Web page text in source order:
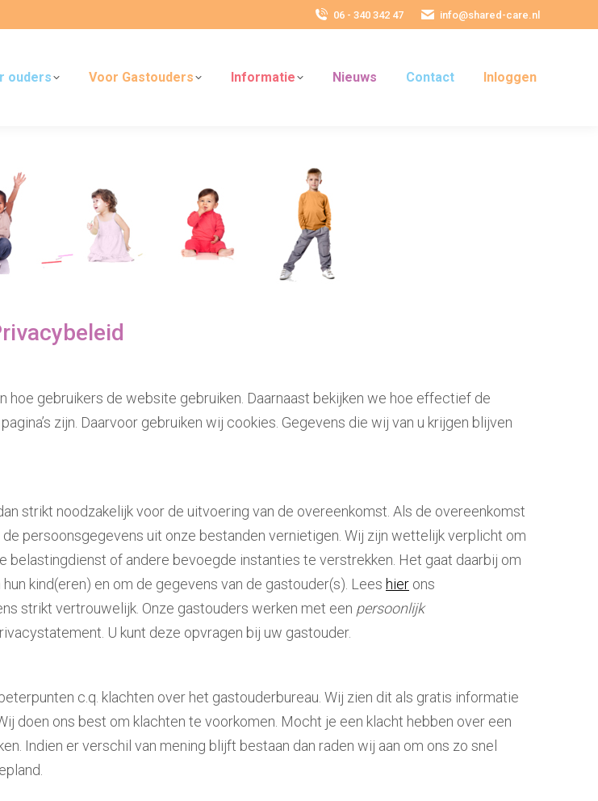
06 - 340 342 47 info@shared-care.nl
ouders Voor Gastouders Informatie Nieuws Contact Inloggen
hoe gebruikers de website gebruiken. Daarnaast bekijken we hoe effectief de
zijn. Daarvoor gebruiken wij cookies. Gegevens die wij van u krijgen blijven
strikt noodzakelijk voor de uitvoering van de overeenkomst. Als de overeenkomst
persoonsgegevens uit onze bestanden vernietigen. Wij zijn wettelijk verplicht om
belastingdienst of andere bevoegde instanties te verstrekken. Het gaat daarbij om
kind(eren) en om de gegevens van de gastouder(s). Lees hier ons
strikt vertrouwelijk. Onze gastouders werken met een persoonlijk
U kunt deze opvragen bij uw gastouder.
c.q. klachten over het gastouderbureau. Wij zien dit als gratis informatie
doen ons best om klachten te voorkomen. Mocht je een klacht hebben over een
Indien er verschil van mening blijft bestaan dan raden wij aan om ons zo snel